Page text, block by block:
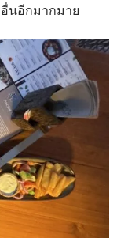
อื่นอีกมากมาย